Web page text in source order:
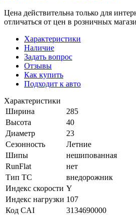
Цена действительна только для
отличаться от цен в розничных
Характеристики
Наличие
Задать вопрос
Отзывы
Как купить
Подходит к авто
Характеристики
Ширина
285
Высота
40
Диаметр
23
Сезонность
Летние
Шипы
нешипованная
RunFlat
нет
Тип ТС
внедорожник
Индекс скорости Y
Индекс нагрузки 107
Код CAI
3134690000